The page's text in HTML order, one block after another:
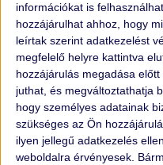
információkat is
hozzájárulhat ahhoz, hogy
leírtak szerint adatkezelést
megfelelő helyre kattintva
hozzájárulás megadása
juthat, és megváltoztathatja
hogy személyes adatainak
szükséges az Ön
ilyen jellegű adatkezelés
weboldalra érvényesek.
"Flottakezelésben is előnyt